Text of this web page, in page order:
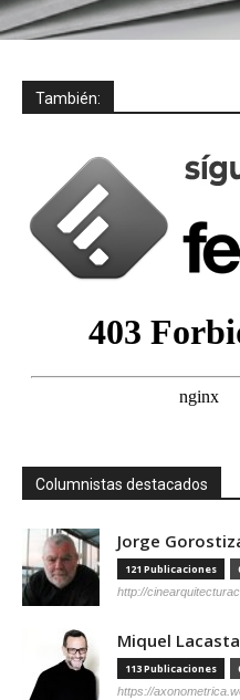
También:
Columnistas destacados
Jorge
121 Publicaciones
http://
Miquel
113 Publicaciones
https://